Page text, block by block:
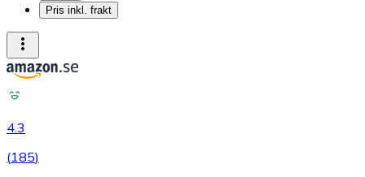
Pris inkl. frakt
4.3
(185)